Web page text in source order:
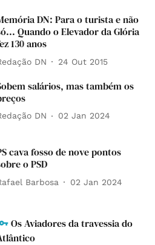
DN: Para o turista e não
Quando o Elevador da Glória
130 anos
DN 24 Out 2015
salários, mas também os
DN 02 Jan 2024
cava fosso de nove pontos
o PSD
Barbosa 02 Jan 2024
Os Aviadores da travessia do